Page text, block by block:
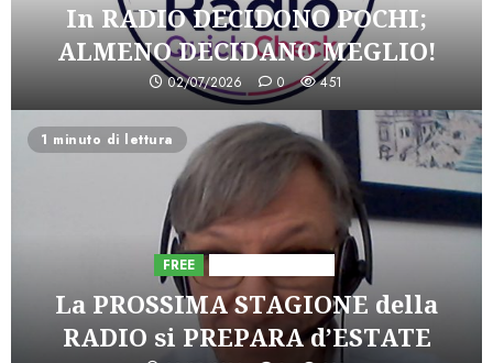
In RADIO DECIDONO POCHI;
ALMENO DECIDANO MEGLIO!
02/07/2026 0 451
1 minuto di lettura
FREE
La PROSSIMA STAGIONE della
RADIO si PREPARA d’ESTATE